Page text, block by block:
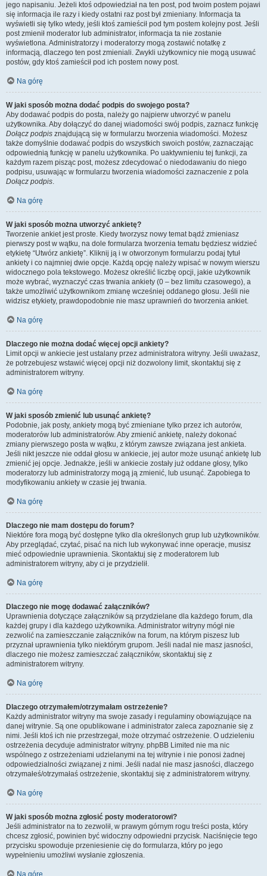
jego napisaniu. Jeżeli ktoś odpowiedział na ten post, pod twoim postem pojawi
się informacja ile razy i kiedy ostatni raz post był zmieniany. Informacja ta
wyświetli się tylko wtedy, jeśli ktoś zamieścił pod tym postem kolejny post. Jeśli
post zmienił moderator lub administrator, informacja ta nie zostanie
wyświetlona. Administratorzy i moderatorzy mogą zostawić notatkę z
informacją, dlaczego ten post zmieniali. Zwykli użytkownicy nie mogą usuwać
postów, gdy ktoś zamieścił pod ich postem nowy post.
Na górę
W jaki sposób można dodać podpis do swojego posta?
Aby dodawać podpis do posta, należy go najpierw utworzyć w panelu
użytkownika. Aby dołączyć do danej wiadomości swój podpis, zaznacz funkcję
Dołącz podpis znajdującą się w formularzu tworzenia wiadomości. Możesz
także domyślnie dodawać podpis do wszystkich swoich postów, zaznaczając
odpowiednią funkcję w panelu użytkownika. Po uaktywnieniu tej funkcji, za
każdym razem pisząc post, możesz zdecydować o niedodawaniu do niego
podpisu, usuwając w formularzu tworzenia wiadomości zaznaczenie z pola
Dołącz podpis.
Na górę
W jaki sposób można utworzyć ankietę?
Tworzenie ankiet jest proste. Kiedy tworzysz nowy temat bądź zmieniasz
pierwszy post w wątku, na dole formularza tworzenia tematu będziesz widzieć
etykietę “Utwórz ankietę”. Kliknij ją i w otworzonym formularzu podaj tytuł
ankiety i co najmniej dwie opcje. Każdą opcję należy wpisać w nowym wierszu
widocznego pola tekstowego. Możesz określić liczbę opcji, jakie użytkownik
może wybrać, wyznaczyć czas trwania ankiety (0 – bez limitu czasowego), a
także umożliwić użytkownikom zmianę wcześniej oddanego głosu. Jeśli nie
widzisz etykiety, prawdopodobnie nie masz uprawnień do tworzenia ankiet.
Na górę
Dlaczego nie można dodać więcej opcji ankiety?
Limit opcji w ankiecie jest ustalany przez administratora witryny. Jeśli uważasz,
że potrzebujesz wstawić więcej opcji niż dozwolony limit, skontaktuj się z
administratorem witryny.
Na górę
W jaki sposób zmienić lub usunąć ankietę?
Podobnie, jak posty, ankiety mogą być zmieniane tylko przez ich autorów,
moderatorów lub administratorów. Aby zmienić ankietę, należy dokonać
zmiany pierwszego posta w wątku, z którym zawsze związana jest ankieta.
Jeśli nikt jeszcze nie oddał głosu w ankiecie, jej autor może usunąć ankietę lub
zmienić jej opcje. Jednakże, jeśli w ankiecie zostały już oddane głosy, tylko
moderatorzy lub administratorzy mogą ją zmienić, lub usunąć. Zapobiega to
modyfikowaniu ankiety w czasie jej trwania.
Na górę
Dlaczego nie mam dostępu do forum?
Niektóre fora mogą być dostępne tylko dla określonych grup lub użytkowników.
Aby przeglądać, czytać, pisać na nich lub wykonywać inne operacje, musisz
mieć odpowiednie uprawnienia. Skontaktuj się z moderatorem lub
administratorem witryny, aby ci je przydzielił.
Na górę
Dlaczego nie mogę dodawać załączników?
Uprawnienia dotyczące załączników są przydzielane dla każdego forum, dla
każdej grupy i dla każdego użytkownika. Administrator witryny mógł nie
zezwolić na zamieszczanie załączników na forum, na którym piszesz lub
przyznał uprawnienia tylko niektórym grupom. Jeśli nadal nie masz jasności,
dlaczego nie możesz zamieszczać załączników, skontaktuj się z
administratorem witryny.
Na górę
Dlaczego otrzymałem/otrzymałam ostrzeżenie?
Każdy administrator witryny ma swoje zasady i regulaminy obowiązujące na
danej witrynie. Są one opublikowane i administrator zaleca zapoznanie się z
nimi. Jeśli ktoś ich nie przestrzegał, może otrzymać ostrzeżenie. O udzieleniu
ostrzeżenia decyduje administrator witryny. phpBB Limited nie ma nic
wspólnego z ostrzeżeniami udzielanymi na tej witrynie i nie ponosi żadnej
odpowiedzialności związanej z nimi. Jeśli nadal nie masz jasności, dlaczego
otrzymałeś/otrzymałaś ostrzeżenie, skontaktuj się z administratorem witryny.
Na górę
W jaki sposób można zgłosić posty moderatorowi?
Jeśli administrator na to zezwolił, w prawym górnym rogu treści posta, który
chcesz zgłosić, powinien być widoczny odpowiedni przycisk. Naciśnięcie tego
przycisku spowoduje przeniesienie cię do formularza, który po jego
wypełnieniu umożliwi wysłanie zgłoszenia.
Na górę